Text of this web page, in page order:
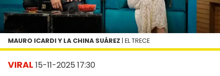
VIRAL 15-11-2025 17:30
MAURO ICARDI Y LA CHINA SUÁREZ | EL TRECE